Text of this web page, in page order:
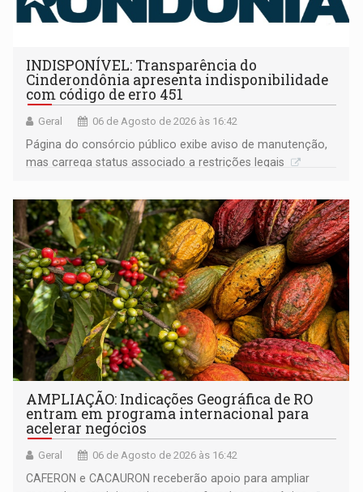
INDISPONÍVEL: Transparência do
Cinderondônia apresenta indisponibilidade
com código de erro 451
Geral 06 de Agosto de 2026 às 16:42
Página do consórcio público exibe aviso de manutenção,
mas carrega status associado a restrições legais
AMPLIAÇÃO: Indicações Geográfica de RO
entram em programa internacional para
acelerar negócios
Geral 06 de Agosto de 2026 às 16:42
CAFERON e CACAURON receberão apoio para ampliar